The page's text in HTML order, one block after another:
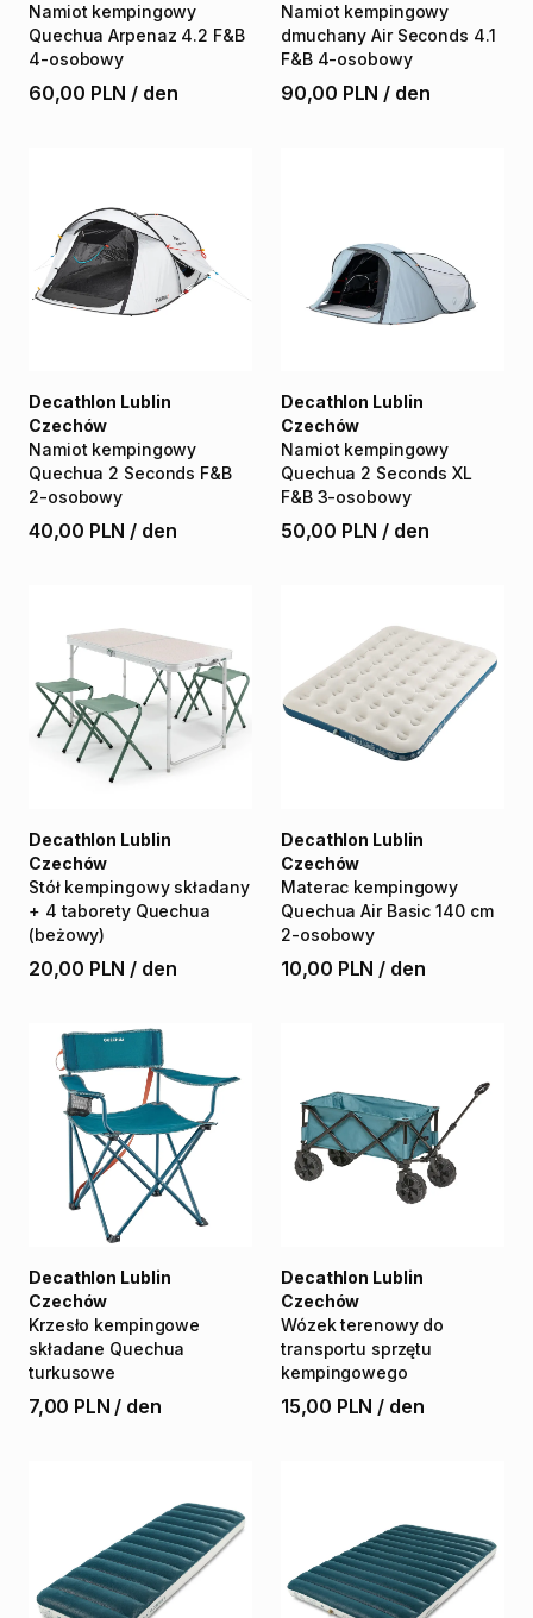
Namiot kempingowy
Quechua Arpenaz 4.2 F&B
4-osobowy
60,00 PLN / den
Namiot kempingowy
dmuchany Air Seconds 4.1
F&B 4-osobowy
90,00 PLN / den
Namiot kempingowy
Quechua 2 Seconds F&B
2-osobowy
Decathlon Lublin
Czechów
40,00 PLN / den
Namiot kempingowy
Quechua 2 Seconds XL
F&B 3-osobowy
Decathlon Lublin
Czechów
50,00 PLN / den
Stół kempingowy składany
+ 4 taborety Quechua
(beżowy)
Decathlon Lublin
Czechów
20,00 PLN / den
Materac kempingowy
Quechua Air Basic 140 cm
2-osobowy
Decathlon Lublin
Czechów
10,00 PLN / den
Krzesło kempingowe
składane Quechua
turkusowe
Decathlon Lublin
Czechów
7,00 PLN / den
Wózek terenowy do
transportu sprzętu
kempingowego
Decathlon Lublin
Czechów
15,00 PLN / den